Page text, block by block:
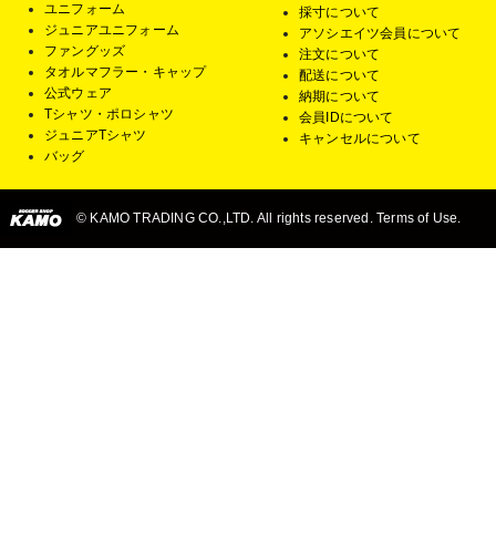
ユニフォーム
ジュニアユニフォーム
ファングッズ
タオルマフラー・キャップ
公式ウェア
Tシャツ・ポロシャツ
ジュニアTシャツ
バッグ
採寸について
アソシエイツ会員について
注文について
配送について
納期について
会員IDについて
キャンセルについて
© KAMO TRADING CO.,LTD. All rights reserved. Terms of Use.